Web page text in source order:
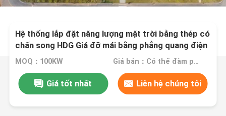
Hệ thống lắp đặt năng lượng mặt trời bằng thép có
chấn song HDG Giá đỡ mái bằng phẳng quang điện
MOQ：100KW Giá bán：Có thể đàm phán
Giá tốt nhất Liên hệ chúng tôi